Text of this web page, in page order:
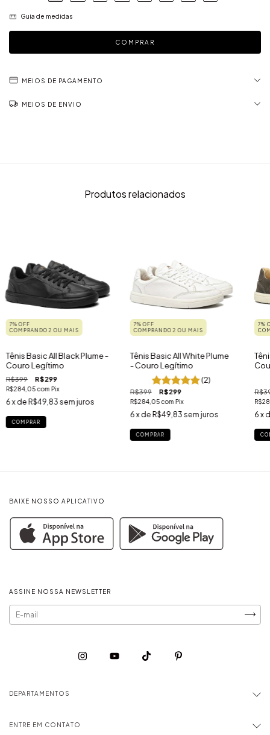
Guia de medidas
MEIOS DE PAGAMENTO
MEIOS DE ENVIO
Produtos relacionados
7% OFF
COMPRANDO 2 OU MAIS
Tênis Basic All Black Plume -
Couro Legítimo
R$399 R$299
R$284,05com Pix
6x de R$49,83 sem juros
COMPRAR
7% OFF
COMPRANDO 2 OU MAIS
Tênis Basic All White Plume
- Couro Legítimo
(2)
R$399 R$299
R$284,05com Pix
6x de R$49,83 sem juros
COMPRAR
7%
6 x
BAIXE NOSSO APLICATIVO
ASSINE NOSSA NEWSLETTER
DEPARTAMENTOS
ENTRE EM CONTATO